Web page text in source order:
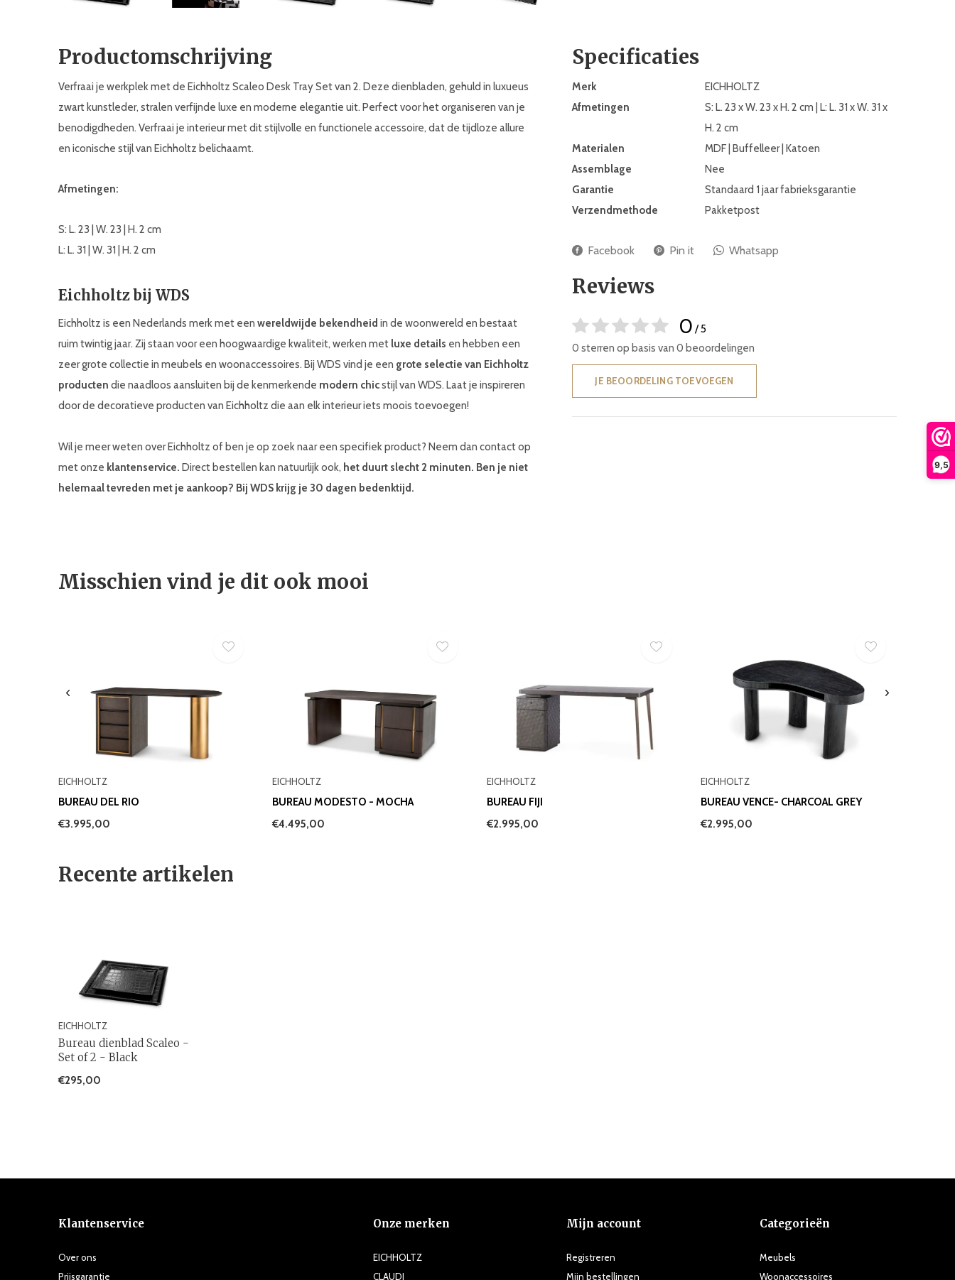
9,5
Productomschrijving
Verfraai je werkplek met de Eichholtz Scaleo Desk Tray Set van 2. Deze dienbladen, gehuld in luxueus
zwart kunstleder, stralen verfijnde luxe en moderne elegantie uit. Perfect voor het organiseren van je
benodigdheden. Verfraai je interieur met dit stijlvolle en functionele accessoire, dat de tijdloze allure
en iconische stijl van Eichholtz belichaamt.
Afmetingen:
S: L. 23 | W. 23 | H. 2 cm
L: L. 31 | W. 31 | H. 2 cm
Eichholtz bij WDS
Eichholtz is een Nederlands merk met een wereldwijde bekendheid in de woonwereld en bestaat
ruim twintig jaar. Zij staan voor een hoogwaardige kwaliteit, werken met luxe details en hebben een
zeer grote collectie in meubels en woonaccessoires. Bij WDS vind je een grote selectie van Eichholtz
producten die naadloos aansluiten bij de kenmerkende modern chicstijl van WDS. Laat je inspireren
door de decoratieve producten van Eichholtz die aan elk interieur iets moois toevoegen!
Wil je meer weten over Eichholtz of ben je op zoek naar een specifiek product? Neem dan contact op
met onze klantenservice. Direct bestellen kan natuurlijk ook, het duurt slecht 2 minuten. Ben je niet
helemaal tevreden met je aankoop? Bij WDS krijg je 30 dagen bedenktijd.
Specificaties
Merk
EICHHOLTZ
Afmetingen
S: L. 23 x W. 23 x H. 2 cm | L: L. 31 x W. 31 x
H. 2 cm
Materialen
MDF | Buffelleer | Katoen
Assemblage
Nee
Garantie
Standaard 1 jaar fabrieksgarantie
Verzendmethode
Pakketpost
Facebook Pin it Whatsapp
Reviews
0 / 5
0 sterren op basis van 0 beoordelingen
JE BEOORDELING TOEVOEGEN
Misschien vind je dit ook mooi
EICHHOLTZ
BUREAU DEL RIO
€3.995,00
EICHHOLTZ
BUREAU MODESTO - MOCHA
€4.495,00
EICHHOLTZ
BUREAU FIJI
€2.995,00
EICHHOLTZ
BUREAU VENCE- CHARCOAL GREY
€2.995,00
Recente artikelen
EICHHOLTZ
Bureau dienblad Scaleo -
Set of 2 - Black
€295,00
Klantenservice
Over ons
Prijsgarantie
Onze merken
EICHHOLTZ
CLAUDI
Mijn account
Registreren
Mijn bestellingen
Categorieën
Meubels
Woonaccessoires